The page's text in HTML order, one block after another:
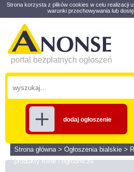
Strona korzysta z plików cookies w celu realizacji
warunki przechowywania lub
portal bezpłatnych ogłoszeń
dodaj ogłoszenie
Strona główna> Ogłoszenia bialskie >
produkty rolne i ogrodnicze